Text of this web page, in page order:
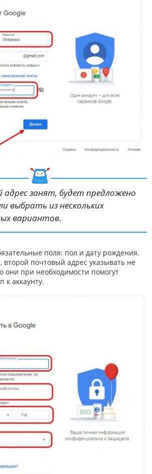
адрес занят, будет предложено
выбрать из нескольких
вариантов.
поля: пол и дату рождения.
почтовый адрес указывать не
они при необходимости помогут
к аккаунту.